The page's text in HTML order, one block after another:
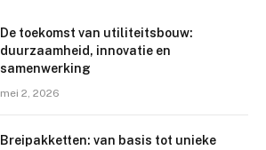
De toekomst van utiliteitsbouw:
duurzaamheid, innovatie en
samenwerking
mei 2, 2026
Breipakketten: van basis tot unieke